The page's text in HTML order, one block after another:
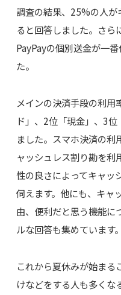
調査の結果、25%の人が
ると回答しました。さら
PayPayの個別送金が一
た。
メインの決済手段の利用
ド」、2位「現金」、3
ました。スマホ決済の
ャッシュレス割り勘を利
性の良さによってキャッ
伺えます。他にも、キャ
由、便利だと思う機能に
ルな回答も集めています。
これから夏休みが始まる
けなどをする人も多くな